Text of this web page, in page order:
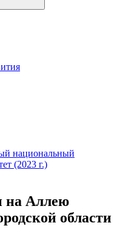
национальный
(2023 г.)
на Аллею
области